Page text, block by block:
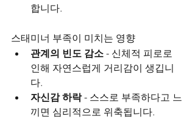
합니다.
스태미너 부족이 미치는 영향
관계의 빈도 감소 - 신체적 피로로
인해 자연스럽게 거리감이 생깁니
다.
자신감 하락 - 스스로 부족하다고 느
끼면 심리적으로 위축됩니다.